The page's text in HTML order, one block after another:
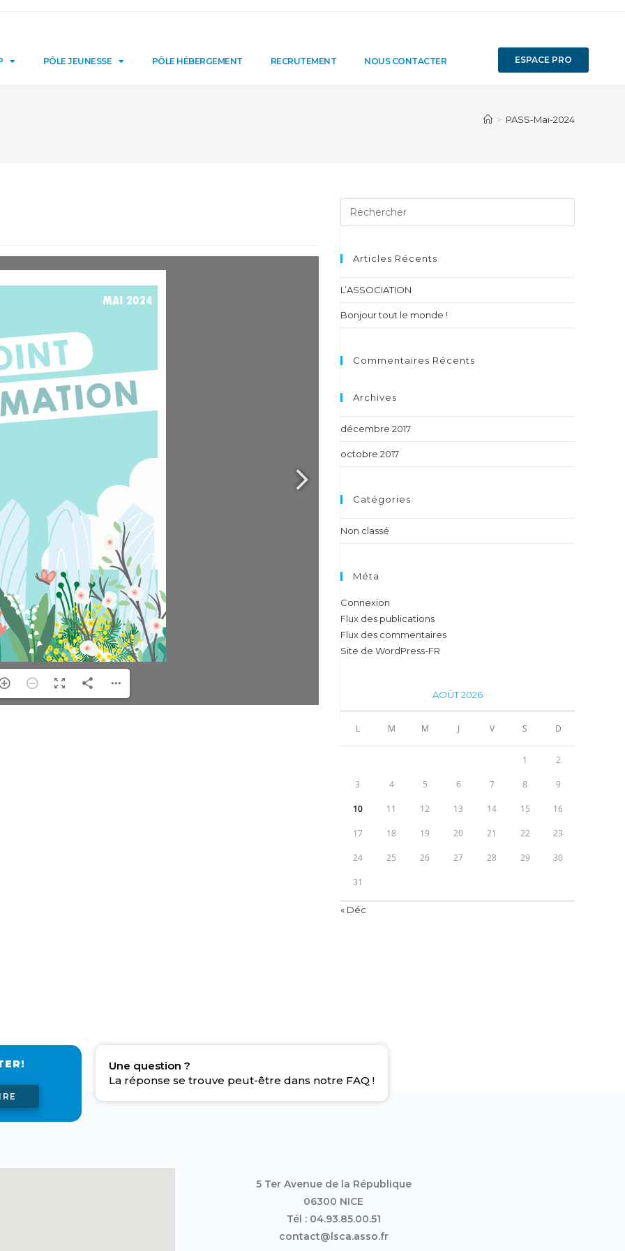
PÔLE JEUNESSE PÔLE HÉBERGEMENT RECRUTEMENT NOUS CONTACTER ESPACE PRO
> PASS-Mai-2024
Articles Récents
L’ASSOCIATION
Bonjour tout le monde !
Commentaires Récents
Archives
décembre 2017
octobre 2017
Catégories
Non classé
Méta
Connexion
Flux des publications
Flux des commentaires
Site de WordPress-FR
AOÛT 2026
L M M J V S D
1 2
3 4 5 6 7 8 9
10 11 12 13 14 15 16
17 18 19 20 21 22 23
24 25 26 27 28 29 30
31
« Déc
Une question ?
La réponse se trouve peut-être dans notre FAQ !
5 Ter Avenue de la République
06300 NICE
Tél : 04.93.85.00.51
contact@lsca.asso.fr